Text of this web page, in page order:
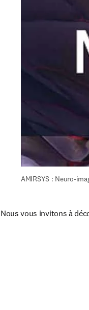
AMIRSYS : Neuro-
Nous vous invitons à